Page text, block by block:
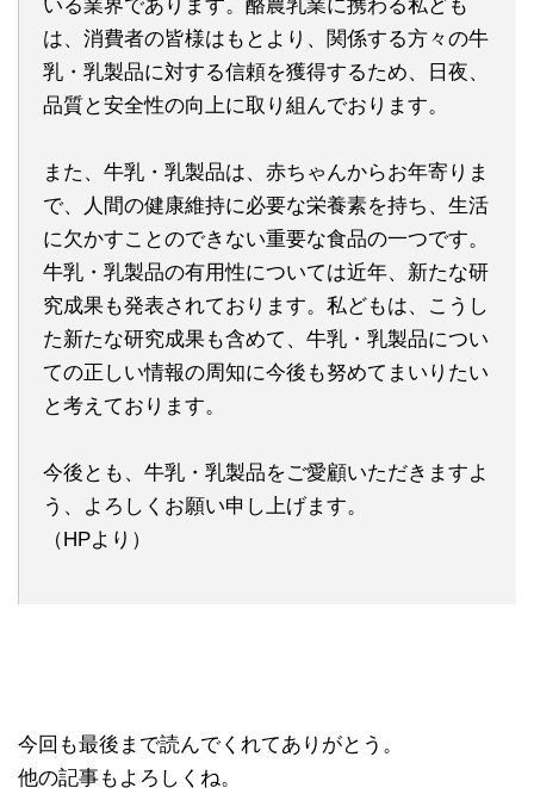
いる業界であります。酪農乳業に携わる私ども
は、消費者の皆様はもとより、関係する方々の牛
乳・乳製品に対する信頼を獲得するため、日夜、
品質と安全性の向上に取り組んでおります。
また、牛乳・乳製品は、赤ちゃんからお年寄りま
で、人間の健康維持に必要な栄養素を持ち、生活
に欠かすことのできない重要な食品の一つです。
牛乳・乳製品の有用性については近年、新たな研
究成果も発表されております。私どもは、こうし
た新たな研究成果も含めて、牛乳・乳製品につい
ての正しい情報の周知に今後も努めてまいりたい
と考えております。
今後とも、牛乳・乳製品をご愛顧いただきますよ
う、よろしくお願い申し上げます。
（HPより）
今回も最後まで読んでくれてありがとう。
他の記事もよろしくね。